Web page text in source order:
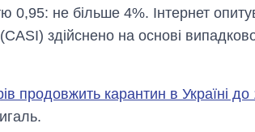
0,95: не більше 4%. Інтернет
здійснено на основі
продовжить карантин в Україні